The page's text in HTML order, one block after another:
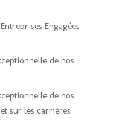
Engagées :
de nos
de nos
sur les carrières